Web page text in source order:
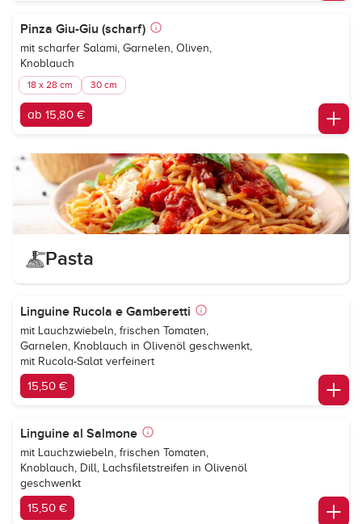
Pinza Giu-Giu (scharf)
mit scharfer Salami, Garnelen, Oliven,
Knoblauch
18 x 28 cm 30 cm
ab 15,80 €
Pasta
Linguine Rucola e Gamberetti
mit Lauchzwiebeln, frischen Tomaten,
Garnelen, Knoblauch in Olivenöl geschwenkt,
mit Rucola-Salat verfeinert
15,50 €
Linguine al Salmone
mit Lauchzwiebeln, frischen Tomaten,
Knoblauch, Dill, Lachsfiletstreifen in Olivenöl
geschwenkt
15,50 €